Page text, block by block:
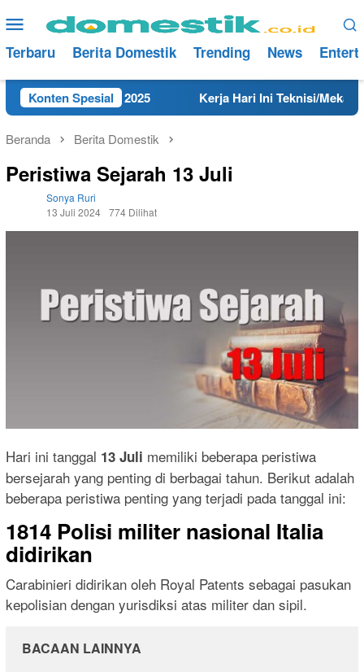
ke
konten
Menu
Mobile
Terbaru Berita Domestik Trending News
Konten Spesial
Tahun 2025 Kerja Hari Ini Teknisi/Mekanik
Beranda Berita Domestik
Peristiwa Sejarah 13 Juli
Sonya Ruri
13 Juli 2024 774 Dilihat
Hari ini tanggal 13 Juli memiliki beberapa peristiwa
bersejarah yang penting di berbagai tahun. Berikut adalah
beberapa peristiwa penting yang terjadi pada tanggal ini:
1814 Polisi militer nasional Italia
didirikan
Carabinieri didirikan oleh Royal Patents sebagai pasukan
kepolisian dengan yurisdiksi atas militer dan sipil.
BACAAN LAINNYA